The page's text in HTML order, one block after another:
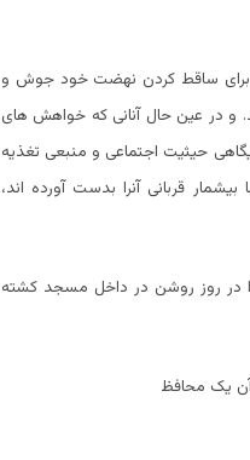
برای ساقط کردن نهضت خود جوش و
و در عین حال آنانی که خواهش های
حیثیت اجتماعی و منبعی تغذیه
قربانی آنرا بدست آورده اند،
در روز روشن در داخل مسجد کشته
یک محافظ